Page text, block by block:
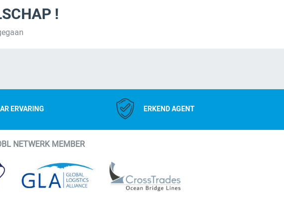
!
ERVARING ERKEND AGENT
NETWERK MEMBER